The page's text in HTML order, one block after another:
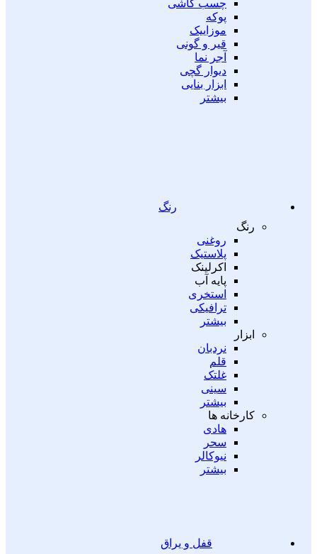
چسب کاشی
پوکه
موزاییک
قیر و گونی
آجر نما
دیوار گچی
ابزار بنایی
بیشتر
رنگ
رنگ
روغنی
پلاستیک
اکرلینک
پایه آب
استخری
ترافیکی
بیشتر
ابزار
نردبان
قلم
غلتک
سینی
بیشتر
کارخانه ها
هادی
سحر
نیوکالر
بیشتر
قفل و یراق